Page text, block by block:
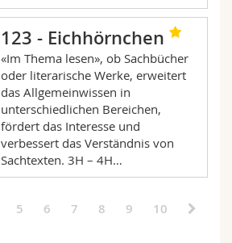
123 - Eichhörnchen
«Im Thema lesen», ob Sachbücher
oder literarische Werke, erweitert
das Allgemeinwissen in
unterschiedlichen Bereichen,
fördert das Interesse und
verbessert das Verständnis von
Sachtexten. 3H – 4H…
5 6 7 8 9 10